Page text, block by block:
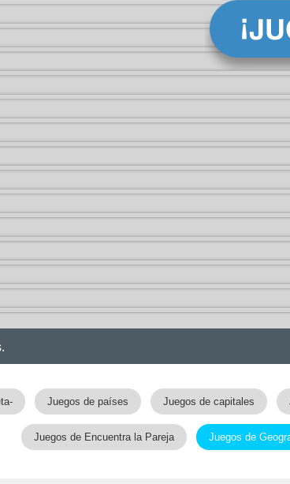
Juegos de países Juegos de capitales
Juegos de Encuentra la Pareja Juegos de